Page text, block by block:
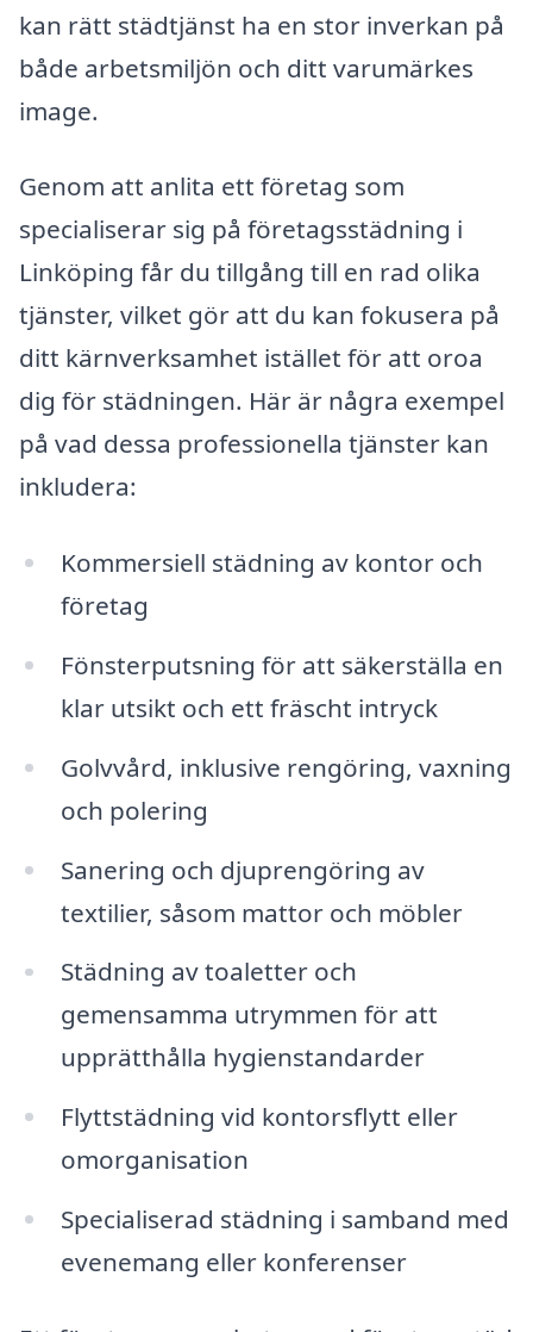
kan rätt städtjänst ha en stor inverkan på
både arbetsmiljön och ditt varumärkes
image.
Genom att anlita ett företag som
specialiserar sig på företagsstädning i
Linköping får du tillgång till en rad olika
tjänster, vilket gör att du kan fokusera på
ditt kärnverksamhet istället för att oroa
dig för städningen. Här är några exempel
på vad dessa professionella tjänster kan
inkludera:
Kommersiell städning av kontor och
företag
Fönsterputsning för att säkerställa en
klar utsikt och ett fräscht intryck
Golvvård, inklusive rengöring, vaxning
och polering
Sanering och djuprengöring av
textilier, såsom mattor och möbler
Städning av toaletter och
gemensamma utrymmen för att
upprätthålla hygienstandarder
Flyttstädning vid kontorsflytt eller
omorganisation
Specialiserad städning i samband med
evenemang eller konferenser